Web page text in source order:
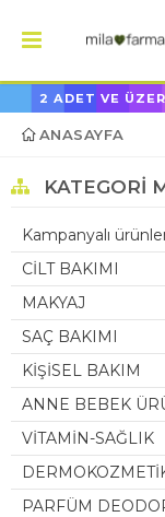
2 ADET VE
ANASAYFA
KATEGORI
Kampanyalı
CİLT BAKIMI
MAKYAJ
SAÇ BAKIMI
KİŞİSEL BAKIM
ANNE BEBEK
VİTAMİN-SAĞLIK
PARFÜM